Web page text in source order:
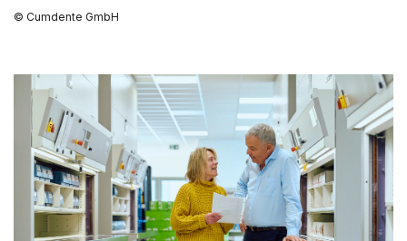
© Cumdente GmbH